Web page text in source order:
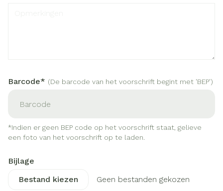
Barcode* (De barcode van het voorschrift begint met 'BEP')
*Indien er geen BEP code op het voorschrift staat, gelieve
een foto van het voorschrift op te laden.
Bijlage
Geen bestanden gekozen